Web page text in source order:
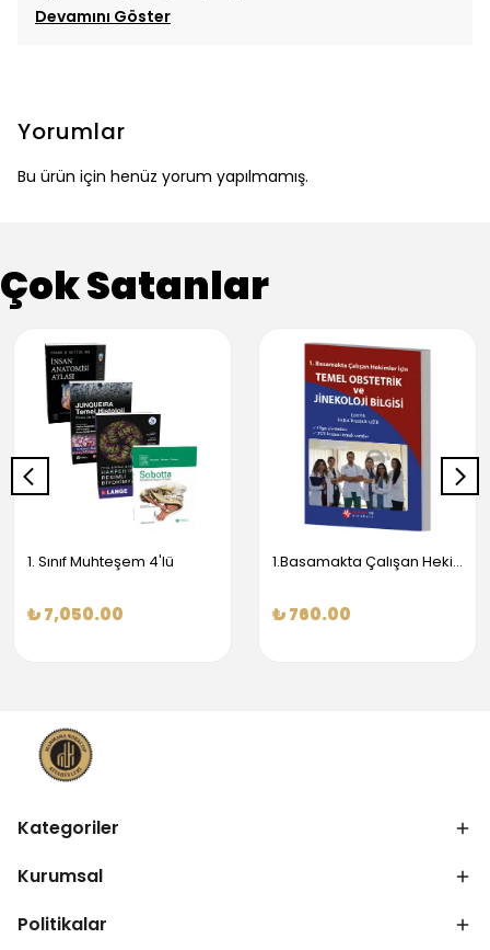
Devamını Göster
Yorumlar
Bu ürün için henüz yorum yapılmamış.
Çok Satanlar
1. Sınıf Muhteşem 4'lü
₺ 7,050.00
1.Basamakta Çalışan Hekimler İçin Temel Obstetrik Ve Jinekoloji Bilgisi
₺ 760.00
Kategoriler
Kurumsal
Politikalar